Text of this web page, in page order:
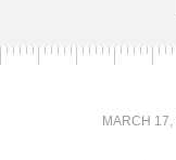
MARCH 17,